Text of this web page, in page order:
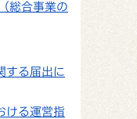
総合事業の
する届出に
ける運営指